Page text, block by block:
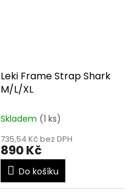
Leki Frame Strap Shark
M/L/XL
Skladem (1 ks)
735,54 Kč bez DPH
890 Kč
Do košíku